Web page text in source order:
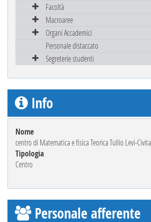
Facoltà
Macroaree
Organi Accademici
Personale distaccato
Segreterie studenti
Info
Nome
centro di Matematica e fisica Teorica Tullio Levi-Civita
Tipologia
Centro
Personale afferente